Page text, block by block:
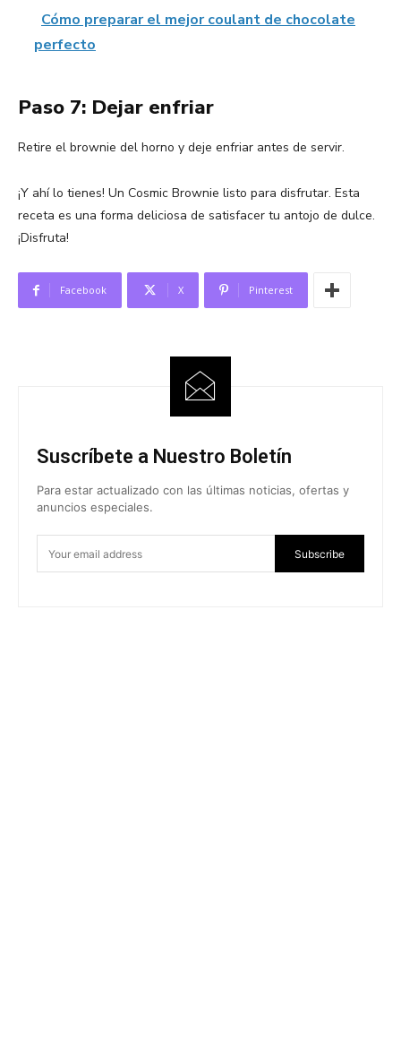
Cómo preparar el mejor coulant de chocolate
perfecto
Paso 7: Dejar enfriar
Retire el brownie del horno y deje enfriar antes de servir.
¡Y ahí lo tienes! Un Cosmic Brownie listo para disfrutar. Esta
receta es una forma deliciosa de satisfacer tu antojo de dulce.
¡Disfruta!
Facebook X Pinterest
Suscríbete a Nuestro Boletín
Para estar actualizado con las últimas noticias, ofertas y
anuncios especiales.
Subscribe